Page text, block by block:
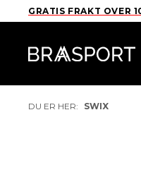
GRATIS FRAKT OVER
DU ER HER: SWIX